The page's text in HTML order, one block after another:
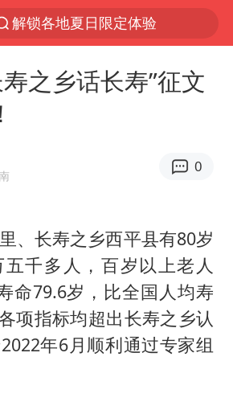
解锁各地夏日限定体验
河南重大刑事案嫌疑人落网
视频丨中国东方电气集团原党组副书记、董事宋致远被查
白海豚将正面袭击贯穿浙江
梁家辉：到内地拍戏不是北上是回归
酒店回应车内过夜被收150元
牛津大学一纸声明甩不了锅
寿之乡话长寿”征文
0
、长寿之乡西平县有80岁
千多人，百岁以上老人
命79.6岁，比全国人均寿
项指标均超出长寿之乡认
年6月顺利通过专家组